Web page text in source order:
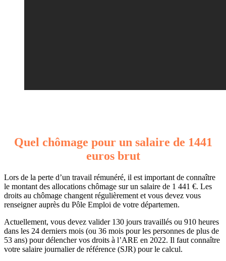
Quel chômage pour un salaire de 1441
euros brut
Lors de la perte d’un travail rémunéré, il est important de connaître
le montant des allocations chômage sur un salaire de 1 441 €. Les
droits au chômage changent régulièrement et vous devez vous
renseigner auprès du Pôle Emploi de votre départemen.
Actuellement, vous devez valider 130 jours travaillés ou 910 heures
dans les 24 derniers mois (ou 36 mois pour les personnes de plus de
53 ans) pour délencher vos droits à l’ARE en 2022. Il faut connaître
votre salaire journalier de référence (SJR) pour le calcul.